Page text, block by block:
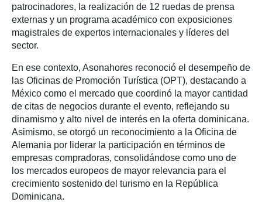
patrocinadores, la realización de 12 ruedas de prensa
externas y un programa académico con exposiciones
magistrales de expertos internacionales y líderes del
sector.
En ese contexto, Asonahores reconoció el desempeño de
las Oficinas de Promoción Turística (OPT), destacando a
México como el mercado que coordinó la mayor cantidad
de citas de negocios durante el evento, reflejando su
dinamismo y alto nivel de interés en la oferta dominicana.
Asimismo, se otorgó un reconocimiento a la Oficina de
Alemania por liderar la participación en términos de
empresas compradoras, consolidándose como uno de
los mercados europeos de mayor relevancia para el
crecimiento sostenido del turismo en la República
Dominicana.